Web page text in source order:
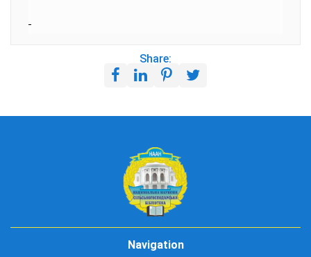
Share:
Navigation